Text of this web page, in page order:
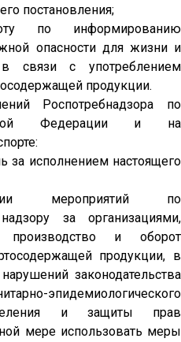
постановления;
по информированию
опасности для жизни и
связи с употреблением
продукции.
Роспотребнадзора по
Федерации и на
за исполнением настоящего
мероприятий по
за организациями,
производство и оборот
продукции, в
законодательства
эпидемиологического
и защиты прав
мере использовать меры